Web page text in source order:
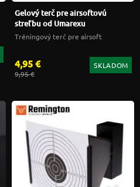
Gelový terč pre airsoftovú
streľbu od Umarexu
Tréningový terč pre airsoft
4,95 €
9,95 €
SKLADOM